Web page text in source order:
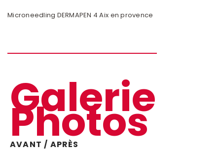
Microneedling DERMAPEN 4 Aix en provence
Galerie
Photos
AVANT / APRÈS